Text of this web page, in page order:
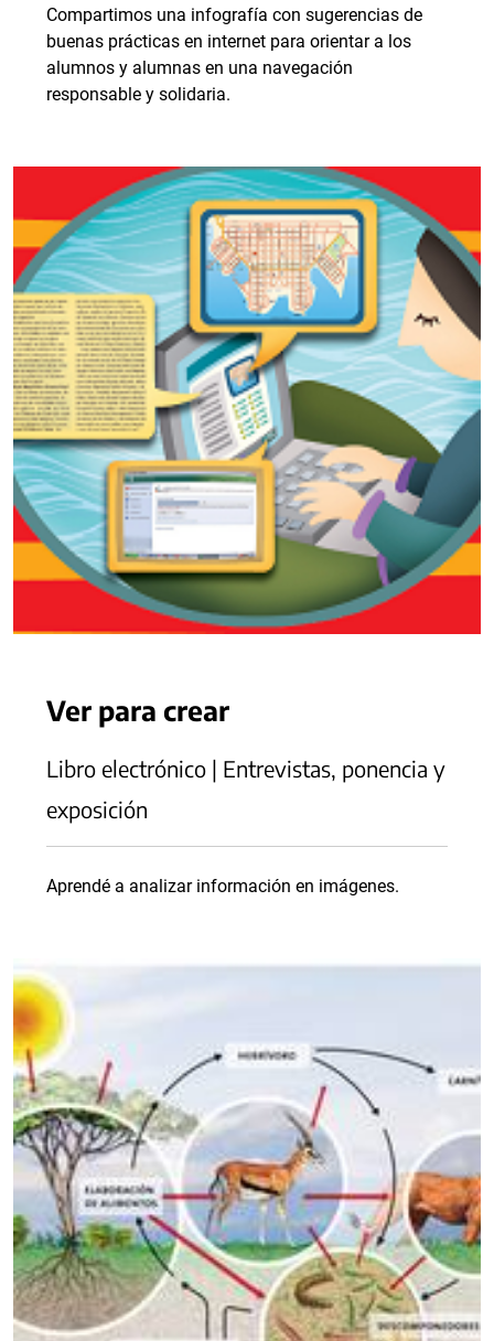
Compartimos una infografía con sugerencias de
buenas prácticas en internet para orientar a los
alumnos y alumnas en una navegación
responsable y solidaria.
Ver para crear
Libro electrónico | Entrevistas, ponencia y
exposición
Aprendé a analizar información en imágenes.